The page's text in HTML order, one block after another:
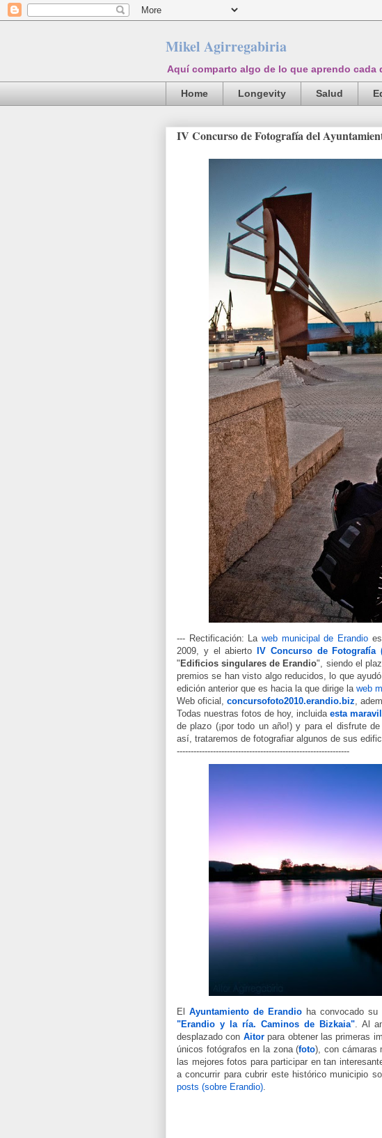
Mikel Agirregabiria
Aquí comparto algo de lo que aprendo cada
Home Longevity Salud
IV Concurso de Fotografía del
--- Rectificación: Laweb municipal de Erandio
2009, y el abierto
IV Concurso de Fotografía
" Edificios singulares de Erandio", siendo el
premios se han visto algo reducidos, lo que
edición anterior que es hacia la que dirige la web
Web oficial, concursofoto2010.erandio.biz ,
Todas nuestras fotos de hoy, incluidaesta
de plazo (¡por todo un año!) y para el disfrute
así, trataremos de fotografiar algunos de sus
--------------------------------------------------------------
ElAyuntamiento de Erandio ha convocado
"Erandio y la ría. Caminos de Bizkaia". Al
desplazado con Aitorpara obtener las primeras
únicos fotógrafos en la zona (foto), con cámaras
las mejores fotos para participar en tan
a concurrir para cubrir este histórico municipio
posts (sobre Erandio)